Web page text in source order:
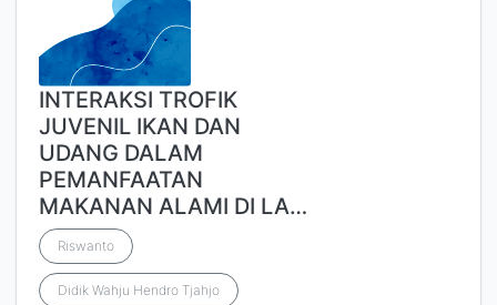
INTERAKSI TROFIK
JUVENIL IKAN DAN
UDANG DALAM
PEMANFAATAN
MAKANAN ALAMI DI LA…
Riswanto
Didik Wahju Hendro Tjahjo